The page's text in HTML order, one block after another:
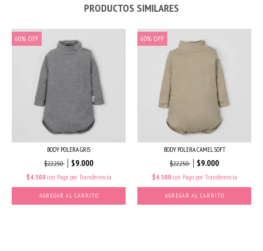
PRODUCTOS SIMILARES
60% OFF
BODY POLERA GRIS
$22.250 $9.000
$4.500 con Pago por Transferencia
AGREGAR AL CARRITO
60% OFF
BODY POLERA CAMEL SOFT
$22.250 $9.000
$4.500 con Pago por Transferencia
AGREGAR AL CARRITO